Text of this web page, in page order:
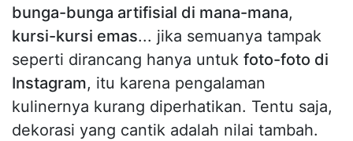
bunga-bunga artifisial di mana-mana,
kursi-kursi emas... jika semuanya tampak
seperti dirancang hanya untuk foto-foto di
Instagram, itu karena pengalaman
kulinernya kurang diperhatikan. Tentu saja,
dekorasi yang cantik adalah nilai tambah.